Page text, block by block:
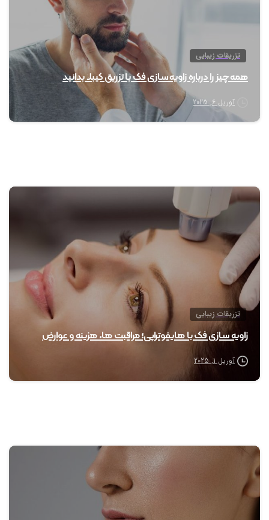
تزریقات زیبایی
همه چیز را درباره زاویه سازی فک با تزریق کیبلا بدانید
آوریل 6, 2025
تزریقات زیبایی
زاویه سازی فک با هایفوتراپی؛ مراقبت ها، هزینه و عوارض
آوریل 1, 2025